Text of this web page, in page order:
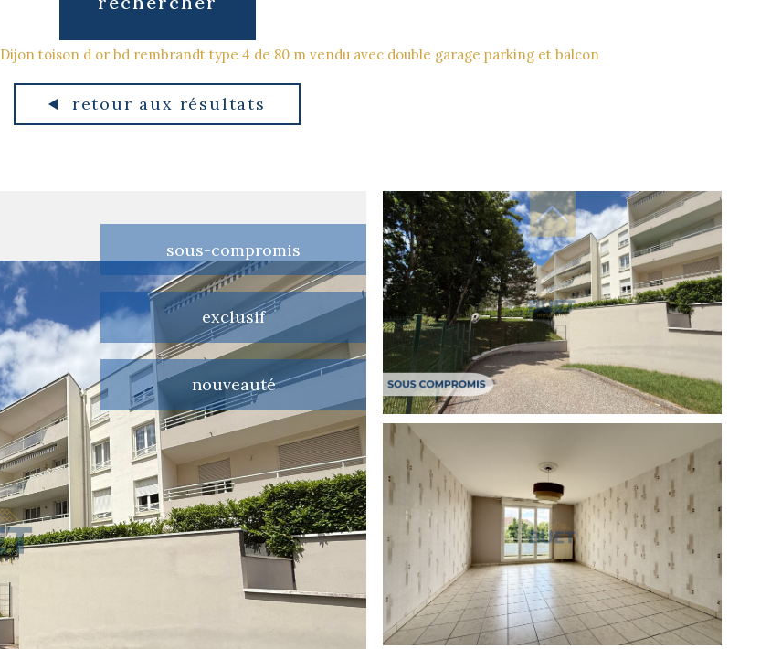
Dijon toison d or bd rembrandt type 4 de 80 m vendu avec double garage parking et balcon
retour aux résultats
sous-compromis
exclusif
nouveauté